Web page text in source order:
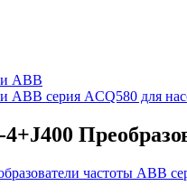
ABB
ABB серия ACQ580 для